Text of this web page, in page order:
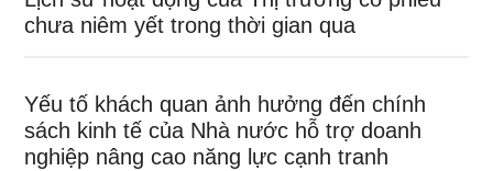
chưa niêm yết trong thời gian qua
Yếu tố khách quan ảnh hưởng đến chính
sách kinh tế của Nhà nước hỗ trợ doanh
nghiệp nâng cao năng lực cạnh tranh